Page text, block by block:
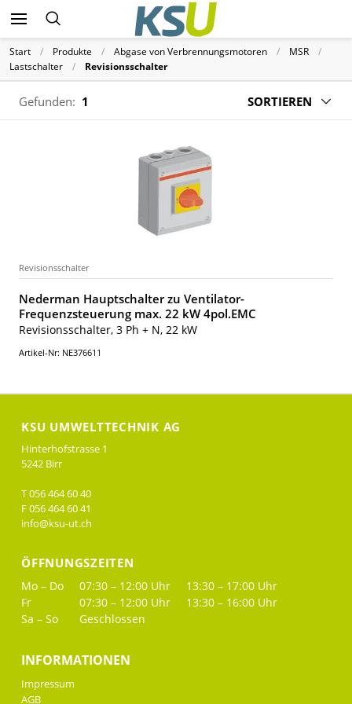
Start Produkte Abgase von Verbrennungsmotoren
MSR
Lastschalter
Revisionsschalter
Gefunden: 1 SORTIEREN
Revisionsschalter
Nederman Hauptschalter zu Ventilator-
Frequenzsteuerung max. 22 kW 4pol.EMC
Revisionsschalter, 3 Ph + N, 22 kW
Artikel-Nr: NE376611
KSU UMWELTTECHNIK AG
Hinterhofstrasse 1
5242 Birr
T 056 464 60 40
F 056 464 60 41
info@ksu-ut.ch
ÖFFNUNGSZEITEN
Mo – Do 07:30 – 12:00 Uhr
13:30 – 17:00 Uhr
Fr
07:30 – 12:00 Uhr
13:30 – 16:00 Uhr
Sa – So
Geschlossen
INFORMATIONEN
Impressum
AGB